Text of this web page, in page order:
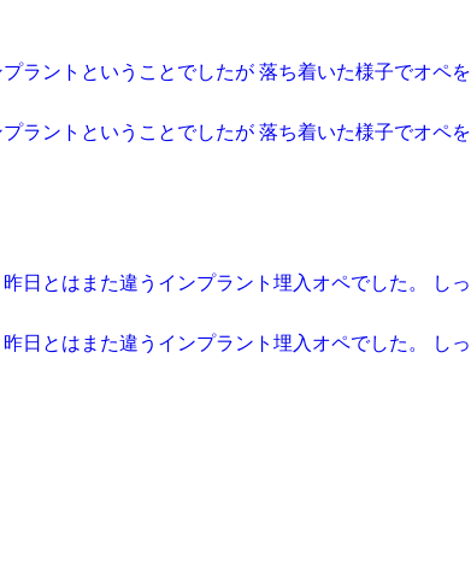
ラントということでしたが 落ち着いた様子でオペを
ラントということでしたが 落ち着いた様子でオペを
日とはまた違うインプラント埋入オペでした。 しっ
日とはまた違うインプラント埋入オペでした。 しっ